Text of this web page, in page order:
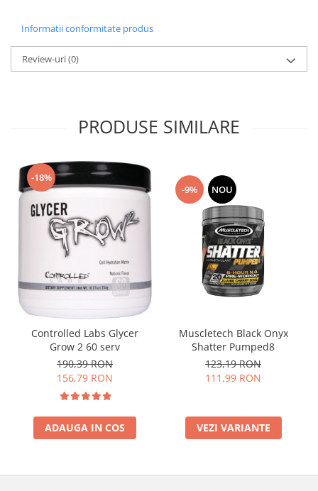
Informatii conformitate produs
Review-uri(0)
PRODUSE SIMILARE
-18%
Controlled Labs Glycer
Grow 2 60 serv
190,39 RON
156,79 RON
ADAUGA IN COS
-9% NOU
Muscletech Black Onyx
Shatter Pumped8
123,19 RON
111,99 RON
VEZI VARIANTE